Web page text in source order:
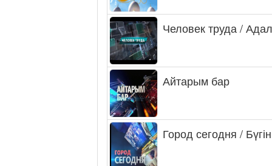
Человек труда /
Айтарым бар
Город сегодня /